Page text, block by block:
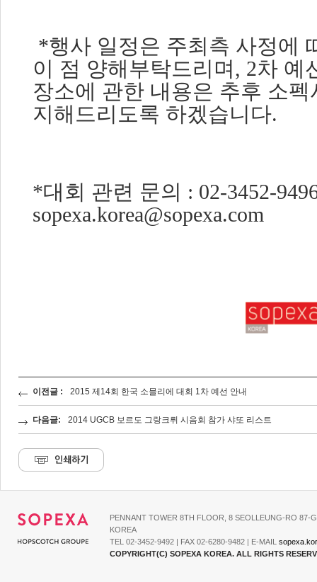
*행사 일정은 주최측 사정에
이 점 양해부탁드리며 , 2차 예
장소에 관한 내용은 추후 소
지해드리도록 하겠습니다.
*대회 관련 문의 : 02-3452-
sopexa.korea@sopexa.com
이전글 : 2015 제14회 한국 소믈리에 대회 1차 예선 안내
다음글: 2014 UGCB 보르도 그랑크뤼 시음회 참가 샤또 리스트
PENNANT TOWER 8TH FLOOR, 8 SEOLLEUNG-RO 87-
KOREA
TEL 02-3452-9492 | FAX 02-6280-9482 | E-MAIL
COPYRIGHT(C) SOPEXA KOREA. ALL RIGHTS